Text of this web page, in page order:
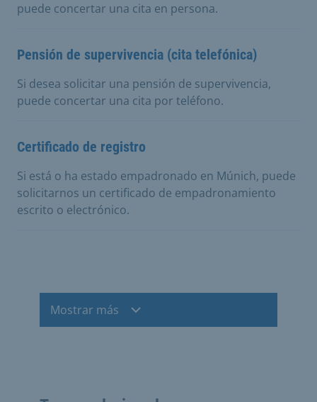
puede concertar una cita en persona.
Pensión de supervivencia (cita telefónica)
Si desea solicitar una pensión de supervivencia,
puede concertar una cita por teléfono.
Certificado de registro
Si está o ha estado empadronado en Múnich, puede
solicitarnos un certificado de empadronamiento
escrito o electrónico.
Mostrar más